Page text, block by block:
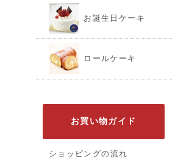
お誕生日ケーキ
ロールケーキ
お買い物ガイド
ショッピングの流れ